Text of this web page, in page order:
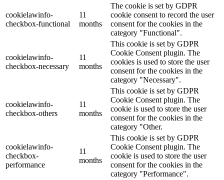
cookielawinfo-
checkbox-functional
11
months
The cookie is set by GDPR
cookie consent to record the user
consent for the cookies in the
category "Functional".
cookielawinfo-
checkbox-necessary
11
months
This cookie is set by GDPR
Cookie Consent plugin. The
cookies is used to store the user
consent for the cookies in the
category "Necessary".
cookielawinfo-
checkbox-others
11
months
This cookie is set by GDPR
Cookie Consent plugin. The
cookie is used to store the user
consent for the cookies in the
category "Other.
cookielawinfo-
checkbox-
performance
11
months
This cookie is set by GDPR
Cookie Consent plugin. The
cookie is used to store the user
consent for the cookies in the
category "Performance".